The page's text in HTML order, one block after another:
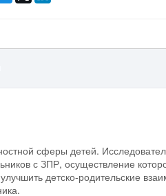
сферы детей.
с ЗПР, осуществление
детско-родительские